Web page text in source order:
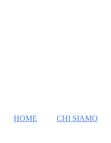
HOME CHI SIAMO